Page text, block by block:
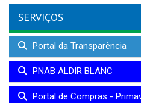
SERVIÇOS
Portal da Transparência
PNAB ALDIR BLANC
Portal de Compras -